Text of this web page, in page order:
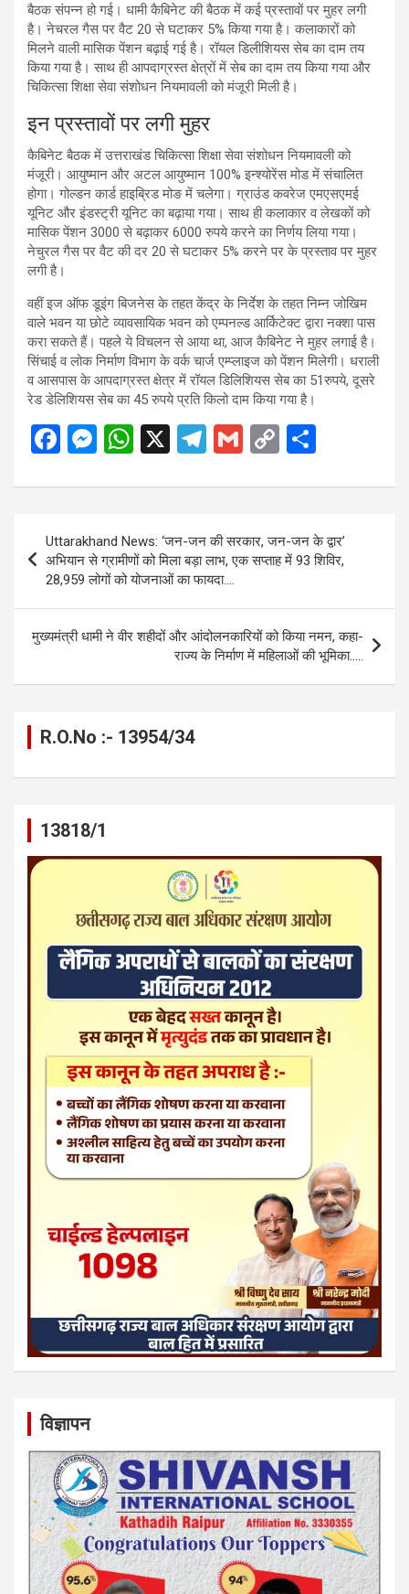
बैठक संपन्न हो गई। धामी कैबिनेट की बैठक में कई प्रस्तावों पर मुहर लगी
है। नेचरल गैस पर वैट 20 से घटाकर 5% किया गया है। कलाकारों को
मिलने वाली मासिक पेंशन बढ़ाई गई है। रॉयल डिलीशियस सेब का दाम तय
किया गया है। साथ ही आपदाग्रस्त क्षेत्रों में सेब का दाम तय किया गया और
चिकित्सा शिक्षा सेवा संशोधन नियमावली को मंजूरी मिली है।
इन प्रस्तावों पर लगी मुहर
कैबिनेट बैठक में उत्तराखंड चिकित्सा शिक्षा सेवा संशोधन नियमावली को
मंजूरी। आयुष्मान और अटल आयुष्मान 100% इन्श्योरेंस मोड में संचालित
होगा। गोल्डन कार्ड हाइब्रिड मोङ में चलेगा। ग्राउंड कवरेज एमएसएमई
यूनिट और इंडस्ट्री यूनिट का बढ़ाया गया। साथ ही कलाकार व लेखकों को
मासिक पेंशन 3000 से बढ़ाकर 6000 रुपये करने का निर्णय लिया गया।
नेचुरल गैस पर वैट की दर 20 से घटाकर 5% करने पर के प्रस्ताव पर मुहर
लगी है।
वहीं इज ऑफ डूइंग बिजनेस के तहत केंद्र के निर्देश के तहत निम्न जोखिम
वाले भवन या छोटे व्यावसायिक भवन को एम्पनल्ड आर्किटेक्ट द्वारा नक्शा पास
करा सकते हैं। पहले ये विचलन से आया था, आज कैबिनेट ने मुहर लगाई है।
सिंचाई व लोक निर्माण विभाग के वर्क चार्ज एम्प्लाइज को पेंशन मिलेगी। धराली
व आसपास के आपदाग्रस्त क्षेत्र में रॉयल डिलिशियस सेब का 51रुपये, दूसरे
रेड डेलिशियस सेब का 45 रुपये प्रति किलो दाम किया गया है।
F
ce
o
o
k
M
se
g
er
W
at
A
p
p
X
T
e
gr
a
m
G
ail
C
py
n
ar
e
navigation
Uttarakhand News: ‘जन-जन की सरकार, जन-जन के द्वार’
अभियान से ग्रामीणों को मिला बड़ा लाभ, एक सप्ताह में 93 शिविर,
28,959 लोगों को योजनाओं का फायदा….
मुख्यमंत्री धामी ने वीर शहीदों और आंदोलनकारियों को किया नमन, कहा-
राज्य के निर्माण में महिलाओं की भूमिका…..
R.O.No :- 13954/34
13818/1
विज्ञापन